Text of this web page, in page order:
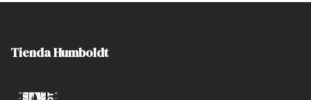
Tienda Humboldt